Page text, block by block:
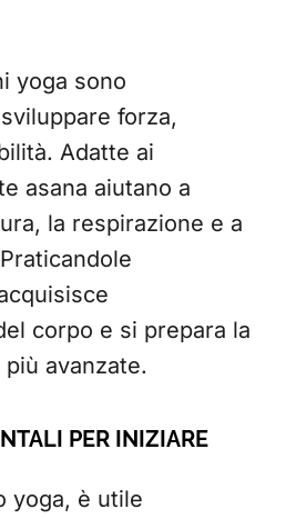
yoga sono
forza,
Adatte ai
asana aiutano a
la respirazione e a
corpo e si prepara la
avanzate.
PER INIZIARE
yoga, è utile